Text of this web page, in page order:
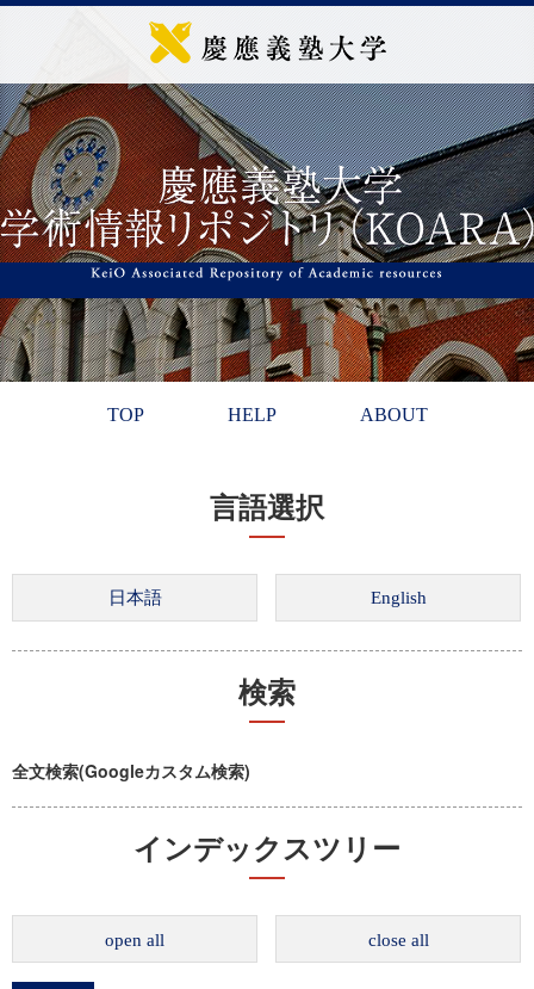
TOP HELP ABOUT
言語選択
検索
全文検索(Googleカスタム検索)
インデックスツリー
open all close all